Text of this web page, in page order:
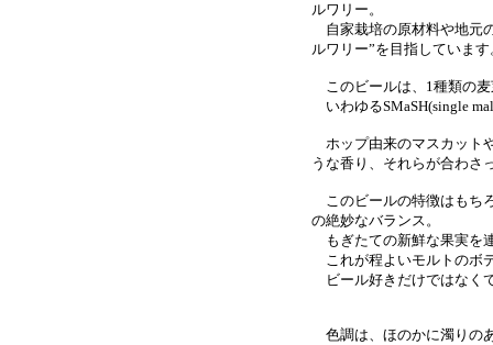
ルワリー。
自家栽培の原材料や地元
ルワリー”を目指しています
このビールは、1種類の
いわゆるSMaSH(single
ホップ由来のマスカット
うな香り、それらが合わさ
このビールの特徴はもち
の絶妙なバランス。
もぎたての新鮮な果実を
これが程よいモルトのボ
ビール好きだけではなく
色調は、ほのかに濁りの